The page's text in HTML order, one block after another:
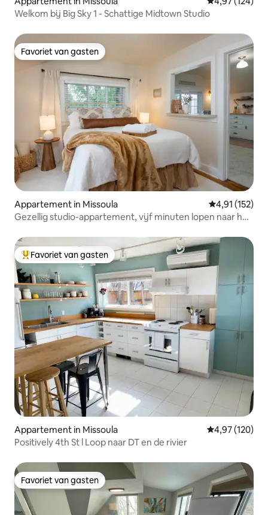
Welkom bij Big Sky 1 - Schattige Midtown Studio
Favoriet van gasten
Favoriet van gasten
Appartement in Missoula Gemiddelde
4,91 (152)
Gezellig studio-appartement, vijf minuten lopen naar het
Topfavoriet van gasten
Favoriet van gasten
Appartement in Missoula Gemiddelde
4,97 (120)
Positively 4th St l Loop naar DT en de rivier
Favoriet van gasten
Favoriet van gasten